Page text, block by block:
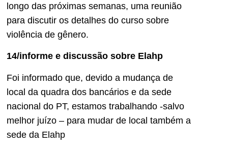
longo das próximas semanas, uma reunião
para discutir os detalhes do curso sobre
violência de gênero.
14/informe e discussão sobre Elahp
Foi informado que, devido a mudança de
local da quadra dos bancários e da sede
nacional do PT, estamos trabalhando -salvo
melhor juízo – para mudar de local também a
sede da Elahp